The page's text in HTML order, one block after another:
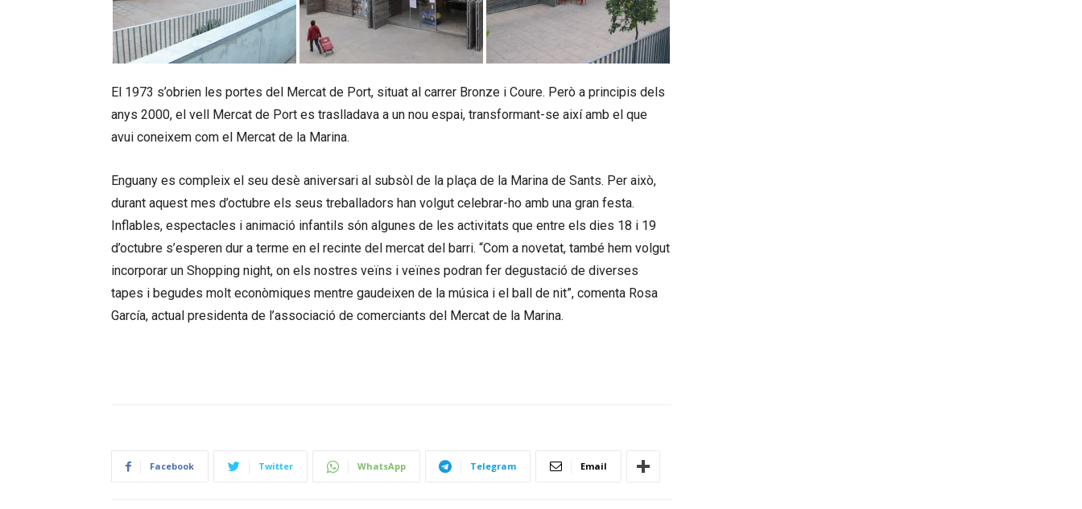
El 1973 s’obrien les portes del Mercat de Port, situat al carrer Bronze i Coure. Però a principis dels
anys 2000, el vell Mercat de Port es traslladava a un nou espai, transformant-se així amb el que
avui coneixem com el Mercat de la Marina.
Enguany es compleix el seu desè aniversari al subsòl de la plaça de la Marina de Sants. Per això,
durant aquest mes d’octubre els seus treballadors han volgut celebrar-ho amb una gran festa.
Inflables, espectacles i animació infantils són algunes de les activitats que entre els dies 18 i 19
d’octubre s’esperen dur a terme en el recinte del mercat del barri. “Com a novetat, també hem volgut
incorporar un Shopping night, on els nostres veïns i veïnes podran fer degustació de diverses
tapes i begudes molt econòmiques mentre gaudeixen de la música i el ball de nit”, comenta Rosa
García, actual presidenta de l’associació de comerciants del Mercat de la Marina.
Facebook Twitter WhatsApp Telegram Email